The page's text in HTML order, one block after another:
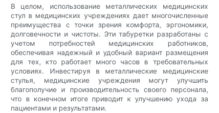
В целом, использование металлических медицинских
стул в медицинских учреждениях дает многочисленные
преимущества с точки зрения комфорта, эргономики,
долговечности и чистоты. Эти табуретки разработаны с
учетом потребностей медицинских работников,
обеспечивая надежный и удобный вариант размещения
для тех, кто работает много часов в требовательных
условиях. Инвестируя в металлические медицинские
стулья, медицинские учреждения могут улучшить
благополучие и производительность своего персонала,
что в конечном итоге приводит к улучшению ухода за
пациентами и результатами.